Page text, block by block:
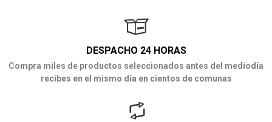
DESPACHO 24 HORAS
Compra miles de productos seleccionados antes del mediodía
recibes en el mismo día en cientos de comunas